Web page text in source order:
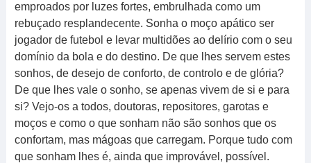
emproados por luzes fortes, embrulhada como um
rebuçado resplandecente. Sonha o moço apático ser
jogador de futebol e levar multidões ao delírio com o seu
domínio da bola e do destino. De que lhes servem estes
sonhos, de desejo de conforto, de controlo e de glória?
De que lhes vale o sonho, se apenas vivem de si e para
si? Vejo-os a todos, doutoras, repositores, garotas e
moços e como o que sonham não são sonhos que os
confortam, mas mágoas que carregam. Porque tudo com
que sonham lhes é, ainda que improvável, possível.